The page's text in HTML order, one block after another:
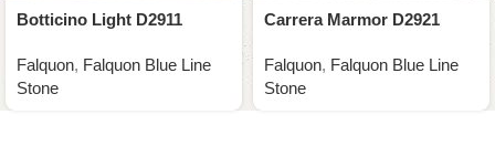
Botticino Light D2911
Falquon, Falquon Blue Line
Stone
Carrera Marmor D2921
Falquon, Falquon Blue Line
Stone